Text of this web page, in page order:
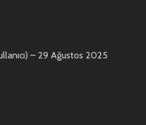
– 29 Ağustos 2025